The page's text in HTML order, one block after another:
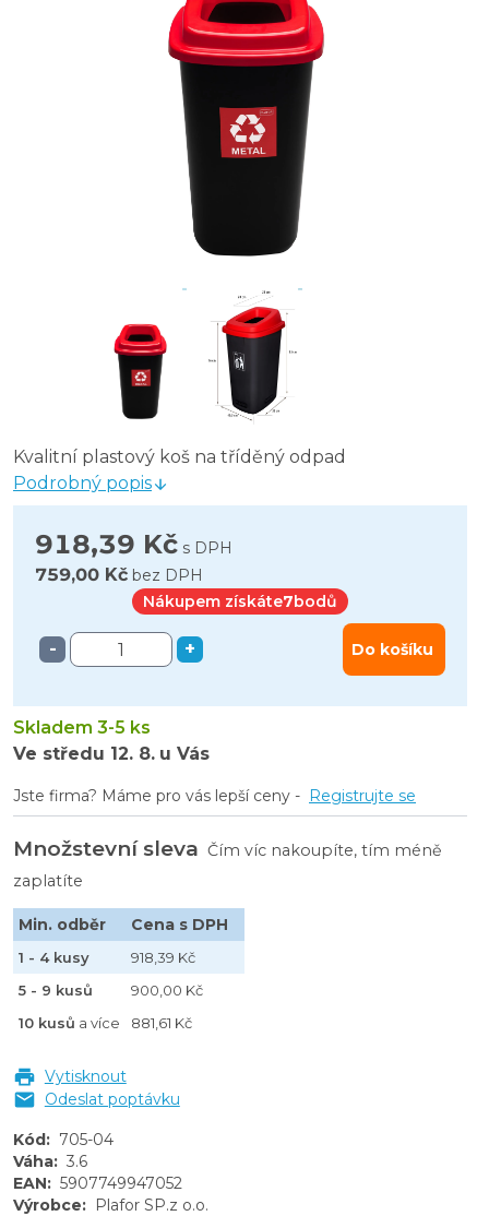
Kvalitní plastový koš na tříděný odpad
Podrobný popis
918,39 Kč s DPH
759,00 Kč bez DPH
Nákupem získáte7bodů
- + Do košíku
Skladem 3-5 ks
Ve středu 12. 8. u Vás
Jste firma? Máme pro vás lepší ceny - Registrujte se
Množstevní sleva Čím víc nakoupíte, tím méně
zaplatíte
Min. odběr Cena s DPH
1 - 4 kusy
918,39 Kč
5 - 9 kusů
900,00 Kč
10 kusů a více 881,61 Kč
Vytisknout
Odeslat poptávku
Kód: 705-04
Váha: 3.6
EAN: 5907749947052
Výrobce: Plafor SP.z o.o.